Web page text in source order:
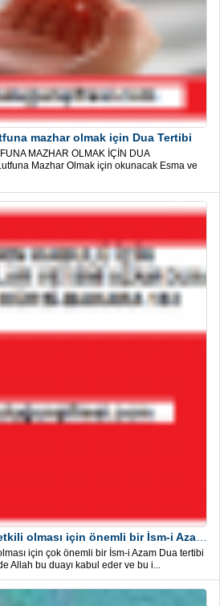
mazhar olmak için Dua Tertibi
MAZHAR OLMAK İÇİN DUA
Mazhar Olmak için okunacak Esma ve
için çok önemli bir İsm-i Azam Dua tertibi
Allah bu duayı kabul eder ve bu i...